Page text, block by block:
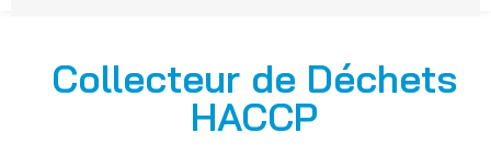
Collecteur de Déchets
HACCP